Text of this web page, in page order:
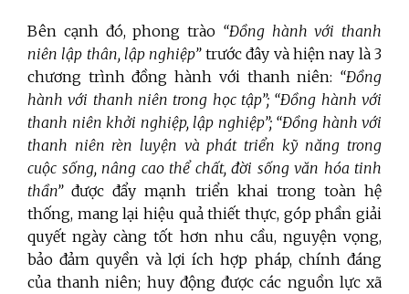
Bên cạnh đó, phong trào “Đồng hành với thanh
niên lập thân, lập nghiệp”trước đây và hiện nay là 3
chương trình đồng hành với thanh niên: “Đồng
hành với thanh niên trong học tập”; “Đồng hành với
thanh niên khởi nghiệp, lập nghiệp”; “Đồng hành với
thanh niên rèn luyện và phát triển kỹ năng trong
cuộc sống, nâng cao thể chất, đời sống văn hóa tinh
thần”được đẩy mạnh triển khai trong toàn hệ
thống, mang lại hiệu quả thiết thực, góp phần giải
quyết ngày càng tốt hơn nhu cầu, nguyện vọng,
bảo đảm quyền và lợi ích hợp pháp, chính đáng
của thanh niên; huy động được các nguồn lực xã